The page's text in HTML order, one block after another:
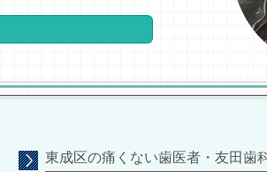
東成区の痛くない歯医者・友田歯